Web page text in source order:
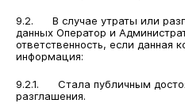
9.2. В случае утраты или
данных Оператор и
ответственность, если данная
информация:
9.2.1. Стала публичным
разглашения.